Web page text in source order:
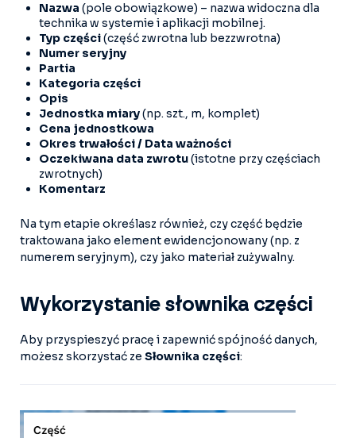
Nazwa (pole obowiązkowe) – nazwa widoczna dla
technika w systemie i aplikacji mobilnej.
Typ części(część zwrotna lub bezzwrotna)
Numer seryjny
Partia
Kategoria części
Opis
Jednostka miary(np. szt., m, komplet)
Cena jednostkowa
Okres trwałości / Data ważności
Oczekiwana data zwrotu(istotne przy częściach
zwrotnych)
Komentarz
Na tym etapie określasz również, czy część będzie
traktowana jako element ewidencjonowany (np. z
numerem seryjnym), czy jako materiał zużywalny.
Wykorzystanie słownika części
Aby przyspieszyć pracę i zapewnić spójność danych,
możesz skorzystać ze Słownika części: